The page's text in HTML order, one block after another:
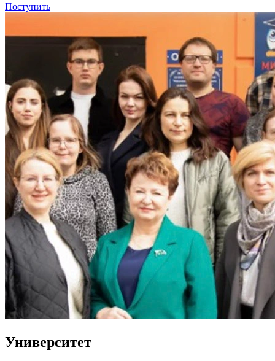
Поступить
Университет